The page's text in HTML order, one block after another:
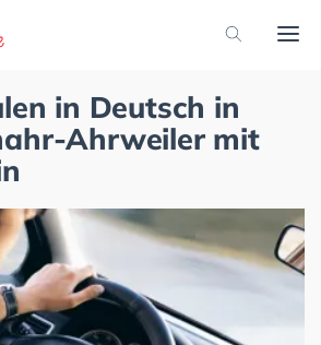
in Deutsch in
Ahrweiler mit